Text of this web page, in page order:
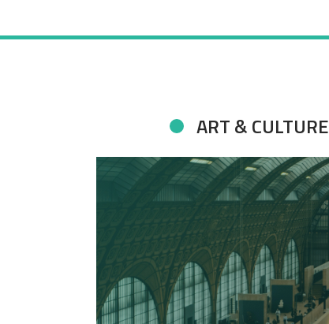
ART & CULTURE